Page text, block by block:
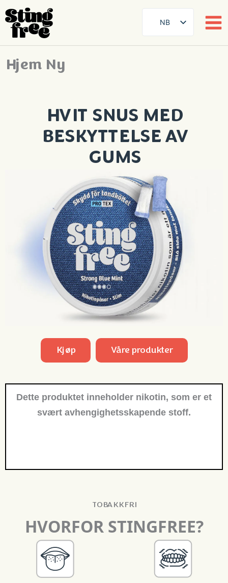
Hopp
NB
FI
DA
Hjem Ny
HVIT SNUS MED
BESKYTTELSE AV
GUMS
Kjøp Våre produkter
Dette produktet inneholder nikotin, som er et
svært avhengighetsskapende stoff.
TOBAKKFRI
HVORFOR STINGFREE?